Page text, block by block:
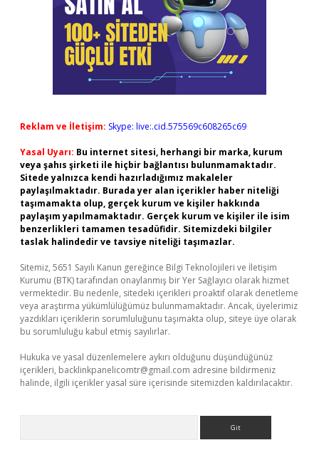
Reklam ve İletişim: Skype: live:.cid.575569c608265c69
Yasal Uyarı: Bu internet sitesi, herhangi bir marka, kurum
veya şahıs şirketi ile hiçbir bağlantısı bulunmamaktadır.
Sitede yalnızca kendi hazırladığımız makaleler
paylaşılmaktadır. Burada yer alan içerikler haber niteliği
taşımamakta olup, gerçek kurum ve kişiler hakkında
paylaşım yapılmamaktadır. Gerçek kurum ve kişiler ile isim
benzerlikleri tamamen tesadüfidir. Sitemizdeki bilgiler
taslak halindedir ve tavsiye niteliği taşımazlar.
Sitemiz, 5651 Sayılı Kanun gereğince Bilgi Teknolojileri ve İletişim
Kurumu (BTK) tarafından onaylanmış bir Yer Sağlayıcı olarak hizmet
vermektedir. Bu nedenle, sitedeki içerikleri proaktif olarak denetleme
veya araştırma yükümlülüğümüz bulunmamaktadır. Ancak, üyelerimiz
yazdıkları içeriklerin sorumluluğunu taşımakta olup, siteye üye olarak
bu sorumluluğu kabul etmiş sayılırlar.
Hukuka ve yasal düzenlemelere aykırı olduğunu düşündüğünüz
içerikleri, backlinkpanelicomtr@gmail.com adresine bildirmeniz
halinde, ilgili içerikler yasal süre içerisinde sitemizden kaldırılacaktır.